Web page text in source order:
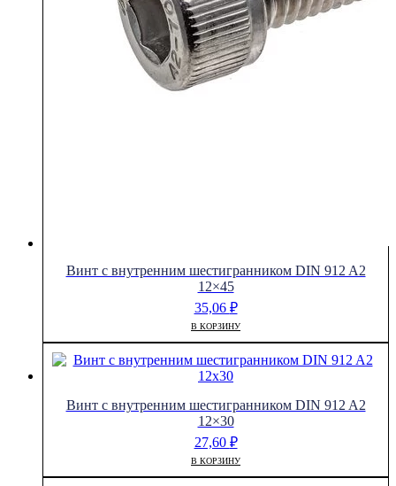
Винт с внутренним шестигранником DIN 912 A2
12×45
35,06 ₽
В КОРЗИНУ
Винт с внутренним шестигранником DIN 912 A2
12×30
27,60 ₽
В КОРЗИНУ